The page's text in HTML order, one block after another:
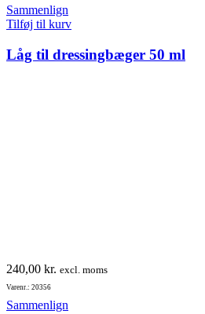
Sammenlign
Tilføj til kurv
Låg til dressingbæger 50 ml
240,00 kr. excl. moms
Varenr.: 20356
Sammenlign